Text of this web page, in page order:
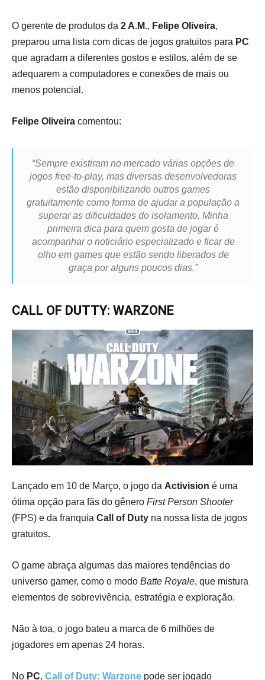
O gerente de produtos da 2 A.M., Felipe Oliveira,
preparou uma lista com dicas de jogos gratuitos para PC
que agradam a diferentes gostos e estilos, além de se
adequarem a computadores e conexões de mais ou
menos potencial.
Felipe Oliveira comentou:
“Sempre existiram no mercado várias opções de
jogos free-to-play, mas diversas desenvolvedoras
estão disponibilizando outros games
gratuitamente como forma de ajudar a população a
superar as dificuldades do isolamento. Minha
primeira dica para quem gosta de jogar é
acompanhar o noticiário especializado e ficar de
olho em games que estão sendo liberados de
graça por alguns poucos dias.”
CALL OF DUTTY: WARZONE
Lançado em 10 de Março, o jogo da Activision é uma
ótima opção para fãs do gênero First Person Shooter
(FPS) e da franquia Call of Duty na nossa lista de jogos
gratuitos.
O game abraça algumas das maiores tendências do
universo gamer, como o modo Batte Royale, que mistura
elementos de sobrevivência, estratégia e exploração.
Não à toa, o jogo bateu a marca de 6 milhões de
jogadores em apenas 24 horas.
No PC, Call of Duty: Warzone pode ser jogado